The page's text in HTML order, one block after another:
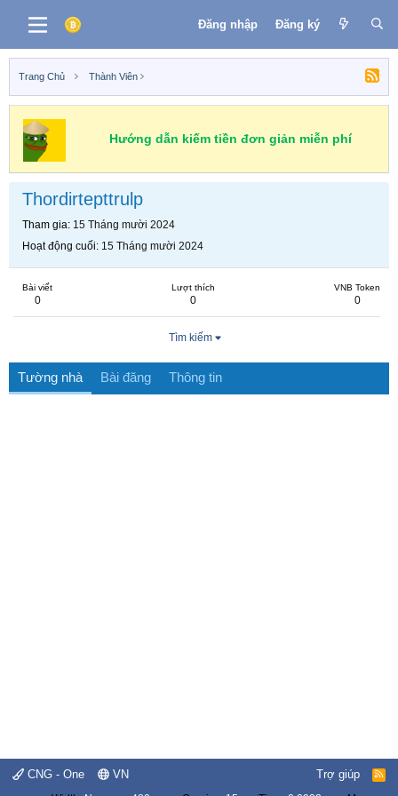
Đăng nhập Đăng ký
Trang Chủ Thành Viên
Hướng dẫn kiếm tiền đơn giản miễn phí
Thordirtepttrulp
Tham gia 15 Tháng mười 2024
Hoạt động cuối 15 Tháng mười 2024
Bài viết
0
Lượt thích
0
VNB Token
0
Tìm kiếm
Tường nhà Bài đăng Thông tin
CNG - One VN Trợ giúp
R